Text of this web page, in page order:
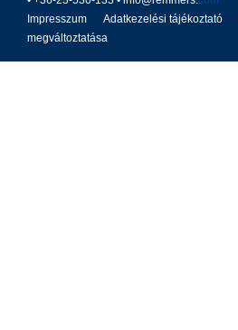
Impresszum
Adatkezelési tájékoztató
megváltoztatása